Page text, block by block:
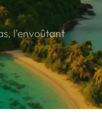
🌆Les villes
l'envoûtant